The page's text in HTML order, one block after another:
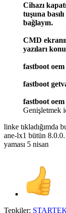
Cihazı
tuşuna
bağlayın.
CMD
yazıları
fastboot
fastboot
fastboot
Genişletmek
linke tıkladığımda
ane-lx1 bütün
yaması 5 nisan
Tepkiler: